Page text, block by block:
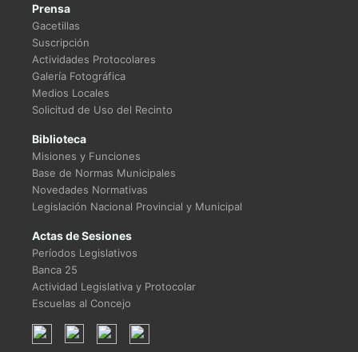
Prensa
Gacetillas
Suscripción
Actividades Protocolares
Galería Fotográfica
Medios Locales
Solicitud de Uso del Recinto
Biblioteca
Misiones y Funciones
Base de Normas Municipales
Novedades Normativas
Legislación Nacional Provincial y Municipal
Actas de Sesiones
Períodos Legislativos
Banca 25
Actividad Legislativa y Protocolar
Escuelas al Concejo